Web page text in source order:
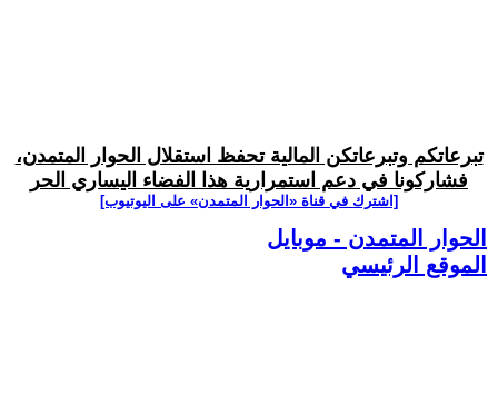
تبرعاتكم وتبرعاتكن المالية تحفظ استقلال الحوار المتمدن،
فشاركونا في دعم استمرارية هذا الفضاء اليساري الحر
[اشترك في قناة ‫«الحوار المتمدن» على اليوتيوب]
الحوار المتمدن - موبايل
الموقع الرئيسي